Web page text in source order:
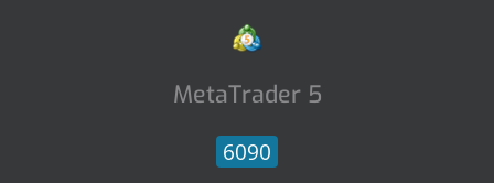
MetaTrader 5
6090